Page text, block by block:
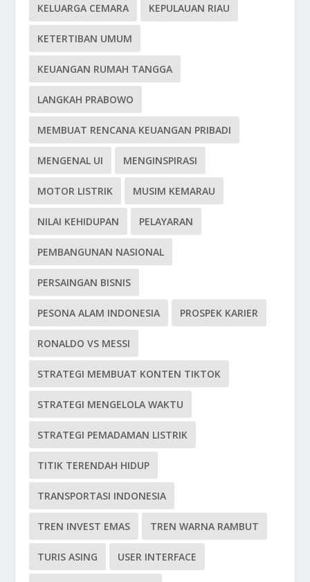
KELUARGA CEMARA KEPULAUAN RIAU
KETERTIBAN UMUM
KEUANGAN RUMAH TANGGA
LANGKAH PRABOWO
MEMBUAT RENCANA KEUANGAN PRIBADI
MENGENAL UI MENGINSPIRASI
MOTOR LISTRIK MUSIM KEMARAU
NILAI KEHIDUPAN PELAYARAN
PEMBANGUNAN NASIONAL
PERSAINGAN BISNIS
PESONA ALAM INDONESIA PROSPEK KARIER
RONALDO VS MESSI
STRATEGI MEMBUAT KONTEN TIKTOK
STRATEGI MENGELOLA WAKTU
STRATEGI PEMADAMAN LISTRIK
TITIK TERENDAH HIDUP
TRANSPORTASI INDONESIA
TREN INVEST EMAS TREN WARNA RAMBUT
TURIS ASING USER INTERFACE